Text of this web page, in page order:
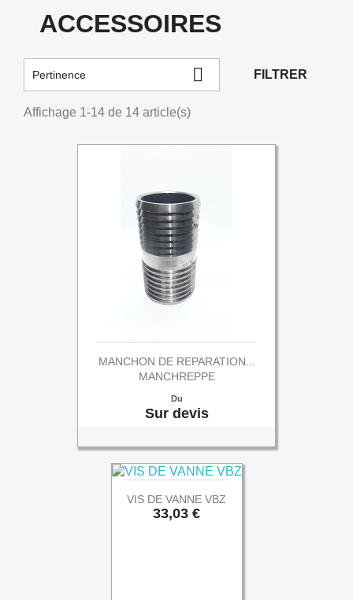
ACCESSOIRES
Pertinence  FILTRER
Affichage 1-14 de 14 article(s)
MANCHON DE REPARATION...
MANCHREPPE
DuPrix
Sur devis
VIS DE VANNE VBZ
Prix
33,03 €